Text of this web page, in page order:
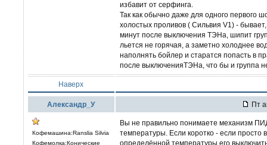
избавит от серфинга.
Так как обычно даже для одного первого
холостых проливов ( Сильвия V1) -
минут после выключения ТЭНа, шипит
льется не горячая, а заметно холоднее
наполнять бойлер и старатся попасть в
после выключенияТЭНа, что бы и группа
Наверх
Александр_У Пт
Кофемашина:Ranslia Silvia
Кофемолка:Конические
Вы не правильно понимаете механизм
температуры. Если коротко - если просто
определённой температуры его